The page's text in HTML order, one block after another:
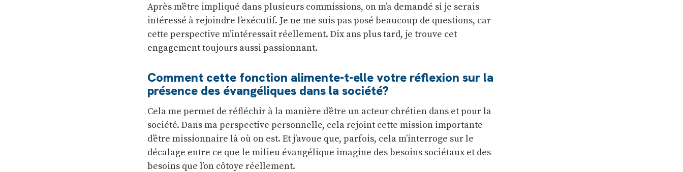
Après m’être impliqué dans plusieurs commissions, on m’a demandé si je serais
intéressé à rejoindre l’exécutif. Je ne me suis pas posé beaucoup de questions, car
cette perspective m’intéressait réellement. Dix ans plus tard, je trouve cet
engagement toujours aussi passionnant.
Comment cette fonction alimente-t-elle votre réflexion sur la
présence des évangéliques dans la société?
Cela me permet de réfléchir à la manière d’être un acteur chrétien dans et pour la
société. Dans ma perspective personnelle, cela rejoint cette mission importante
d’être missionnaire là où on est. Et j’avoue que, parfois, cela m’interroge sur le
décalage entre ce que le milieu évangélique imagine des besoins sociétaux et des
besoins que l’on côtoye réellement.